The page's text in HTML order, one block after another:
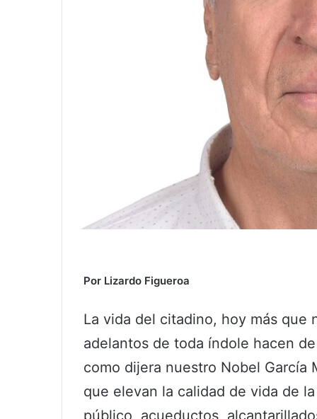
Por Lizardo Figueroa
La vida del citadino, hoy más que
adelantos de toda índole hacen
como dijera nuestro Nobel García
que elevan la calidad de vida de
público, acueductos,